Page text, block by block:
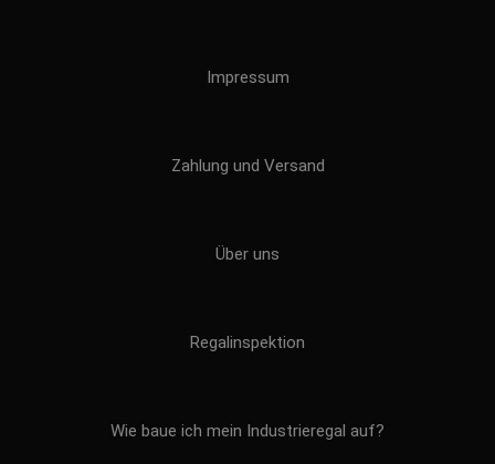
Impressum
Zahlung und Versand
Über uns
Regalinspektion
Wie baue ich mein Industrieregal auf?